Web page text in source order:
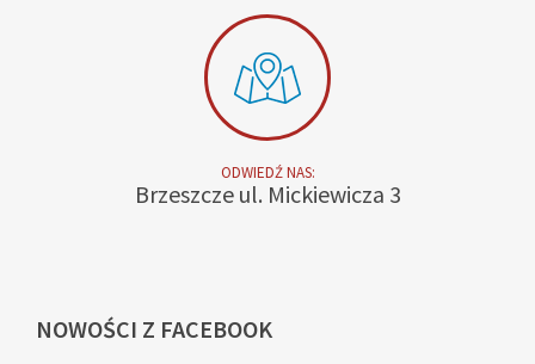
ODWIEDŹ NAS:
Brzeszcze ul. Mickiewicza 3
NOWOŚCI Z FACEBOOK